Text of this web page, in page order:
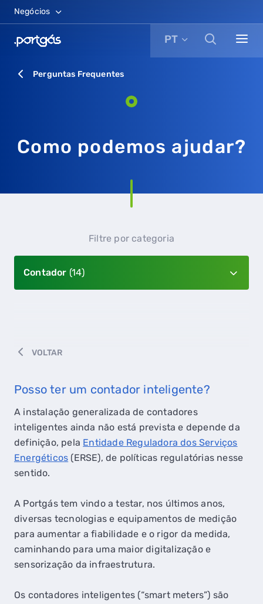
Negócios
PT
Perguntas Frequentes
Como podemos ajudar?
Contador (14)
Filtre por categoria
VOLTAR
Posso ter um contador inteligente?
A instalação generalizada de contadores
inteligentes ainda não está prevista e depende da
definição, pela Entidade Reguladora dos Serviços
Energéticos (ERSE), de políticas regulatórias nesse
sentido.
A Portgás tem vindo a testar, nos últimos anos,
diversas tecnologias e equipamentos de medição
para aumentar a fiabilidade e o rigor da medida,
caminhando para uma maior digitalização e
sensorização da infraestrutura.
Os contadores inteligentes (“smart meters”) são